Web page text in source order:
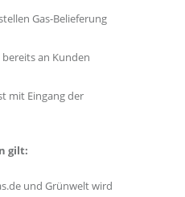
Gas-Belieferung
an Kunden
mit Eingang der
gilt:
und Grünwelt wird